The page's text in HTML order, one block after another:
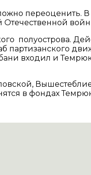
переоценить. В
Отечественной
полуострова.
партизанского
входил и
в фондах